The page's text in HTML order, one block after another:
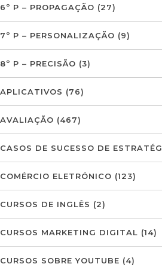
6º P – PROPAGAÇÃO (27)
7º P – PERSONALIZAÇÃO (9)
8º P – PRECISÃO (3)
APLICATIVOS (76)
AVALIAÇÃO (467)
CASOS DE SUCESSO DE
COMÉRCIO ELETRÓNICO (123)
CURSOS DE INGLÊS (2)
CURSOS MARKETING DIGITAL (14)
CURSOS SOBRE YOUTUBE (4)